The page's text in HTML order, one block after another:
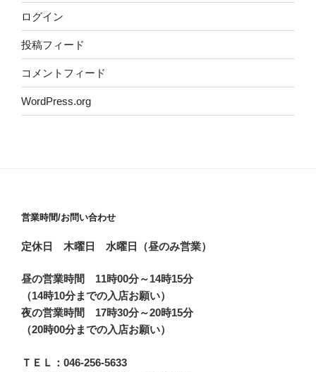
ログイン
投稿フィード
コメントフィード
WordPress.org
営業時間/お問い合わせ
定休日 木曜日 水曜日（昼のみ営業）
昼の営業時間 11時00分～14時15分
（14時10分までの入店お願い）
夜の営業時間 17時30分～20時15分
（20時00分までの入店お願い）
ＴＥＬ：046-256-5633